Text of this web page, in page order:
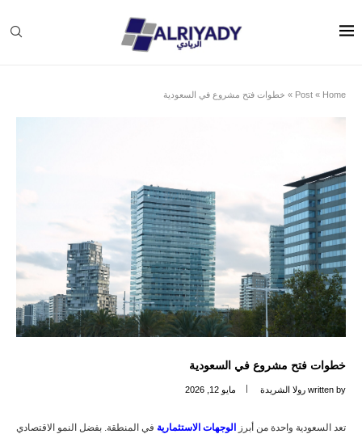
Home
»
Post
» خطوات فتح مشروع في السعودية
خطوات فتح مشروع في السعودية
written by رولا الشريدة مايو 12, 2026
تعد السعودية واحدة من أبرز الوجهات الاستثمارية في المنطقة. بفضل النمو الاقتصادي